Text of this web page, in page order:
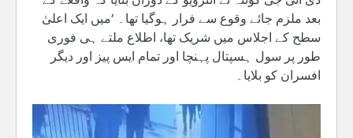
بعد ملزم جائے وقوع سے فرار ہوگیا تھا۔ ’میں ایک اعلیٰ
سطح کے اجلاس میں شریک تھا، اطلاع ملتے ہی فوری
طور پر سول ہسپتال پہنچا اور تمام ایس پیز اور دیگر
افسران کو بلایا۔